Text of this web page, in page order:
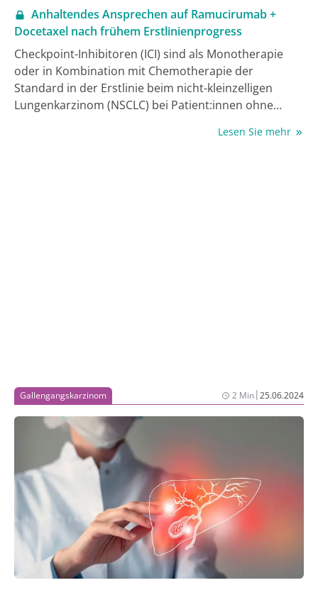
Anhaltendes Ansprechen auf Ramucirumab +
Docetaxel nach frühem Erstlinienprogress
Checkpoint-Inhibitoren (ICI) sind als Monotherapie
oder in Kombination mit Chemotherapie der
Standard in der Erstlinie beim nicht-kleinzelligen
Lungenkarzinom (NSCLC) bei Patient:innen ohne
Lesen Sie mehr
Gallengangskarzinom 2 Min|25.06.2024